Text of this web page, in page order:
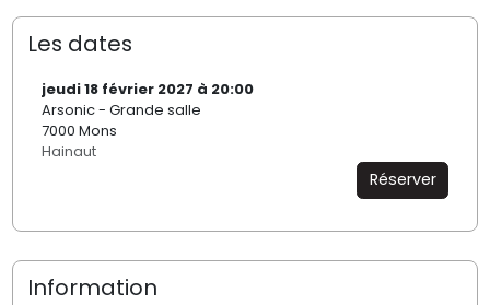
Les dates
jeudi 18 février 2027 à 20:00
Arsonic - Grande salle
7000 Mons
Hainaut
Réserver
Information